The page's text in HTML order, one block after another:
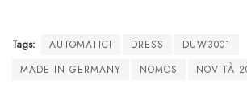
Tags: AUTOMATICI DRESS
DUW3001
MADE IN GERMANY
NOMOS NOVITÀ